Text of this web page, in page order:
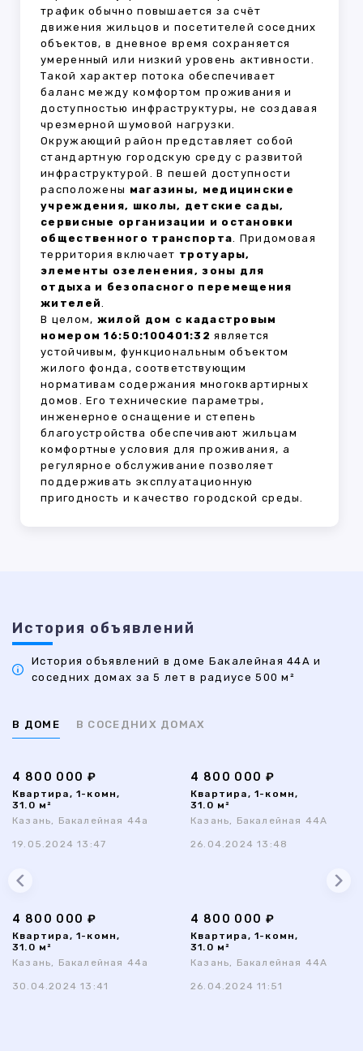
трафик обычно повышается за счёт
движения жильцов и посетителей соседних
объектов, в дневное время сохраняется
умеренный или низкий уровень активности.
Такой характер потока обеспечивает
баланс между комфортом проживания и
доступностью инфраструктуры, не создавая
чрезмерной шумовой нагрузки.
Окружающий район представляет собой
стандартную городскую среду с развитой
инфраструктурой. В пешей доступности
расположены магазины, медицинские
учреждения, школы, детские сады,
сервисные организации и остановки
общественного транспорта. Придомовая
территория включает тротуары,
элементы озеленения, зоны для
отдыха и безопасного перемещения
жителей.
В целом, жилой дом с кадастровым
номером 16:50:100401:32 является
устойчивым, функциональным объектом
жилого фонда, соответствующим
нормативам содержания многоквартирных
домов. Его технические параметры,
инженерное оснащение и степень
благоустройства обеспечивают жильцам
комфортные условия для проживания, а
регулярное обслуживание позволяет
поддерживать эксплуатационную
пригодность и качество городской среды.
История объявлений
История объявлений в доме Бакалейная 44А и
соседних домах за 5 лет в радиусе 500 м²
В ДОМЕ В СОСЕДНИХ ДОМАХ
4 800 000 ₽
Квартира, 1-комн,
31.0 м²
Казань, Бакалейная 44а
19.05.2024 13:47
4 800 000 ₽
Квартира, 1-комн,
31.0 м²
Казань, Бакалейная 44А
26.04.2024 13:48
4 800 000 ₽
Квартира, 1-комн,
31.0 м²
Казань, Бакалейная 44а
30.04.2024 13:41
4 800 000 ₽
Квартира, 1-комн,
31.0 м²
Казань, Бакалейная 44А
26.04.2024 11:51